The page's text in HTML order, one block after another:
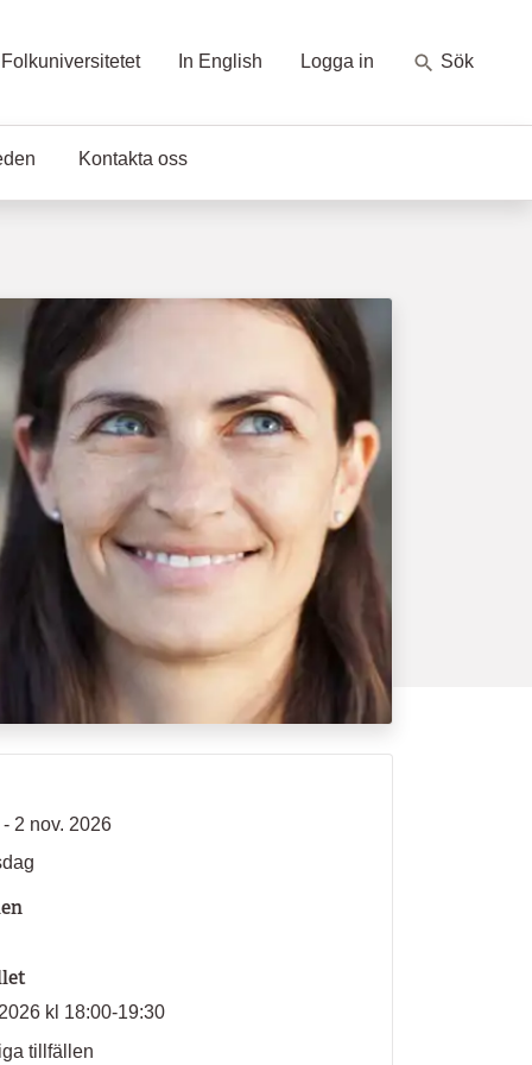
In English Logga in Sök
Kontakta oss
2 nov. 2026
kl 18:00-19:30
tillfällen